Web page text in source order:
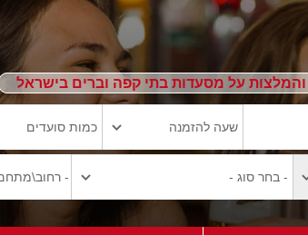
על מסעדות בתי קפה וברים בישראל